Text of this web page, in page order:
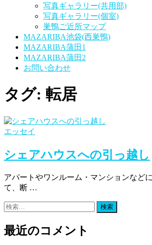
写真ギャラリー(共用部)
写真ギャラリー(個室)
巣鴨ご近所マップ
MAZARIBA池袋(西巣鴨)
MAZARIBA蒲田1
MAZARIBA蒲田2
お問い合わせ
タグ: 転居
エッセイ
シェアハウスへの引っ越し
アパートやワンルーム・マンションなど
て、断 …
検
最近のコメント